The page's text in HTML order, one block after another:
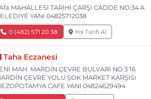
MAHALLESİ TARİHİ ÇARŞI CADDE NO:34 A
YANI 04825712038
0 (482) 571 20 38 Yol Tarifi Al
Taha Eczanesi
MAH. MARDİN ÇEVRE BULVARI NO:3 16
ÇEVRE YOLU ŞOK MARKET KARŞISI
CAFE YANI 04824629494